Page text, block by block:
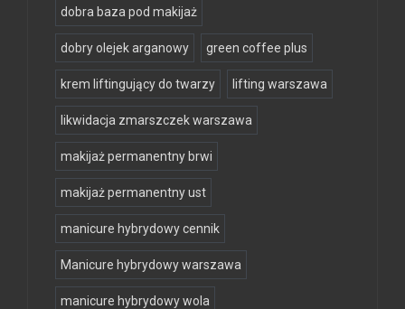
dobra baza pod makijaż
dobry olejek arganowy green coffee plus
krem liftingujący do twarzy lifting warszawa
likwidacja zmarszczek warszawa
makijaż permanentny brwi
makijaż permanentny ust
manicure hybrydowy cennik
Manicure hybrydowy warszawa
manicure hybrydowy wola